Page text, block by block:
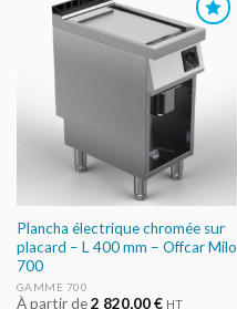
AJOUTER
AU DEVIS
Plancha électrique chromée sur
placard – L 400 mm – Offcar Milo
700
GAMME 700
À partir de2 820,00€ HT